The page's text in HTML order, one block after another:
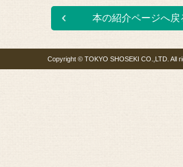
本の紹介ページへ戻
Copyright © TOKYO SHOSEKI CO.,LTD. All